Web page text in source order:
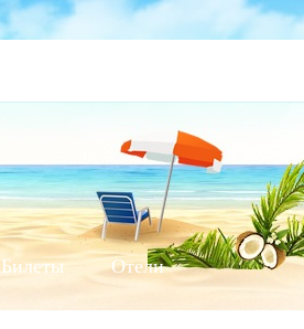
Билеты Отели